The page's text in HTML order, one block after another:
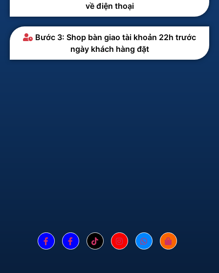
về điện thoại
Bước 3: Shop bàn giao tài khoản 22h trước
ngày khách hàng đặt